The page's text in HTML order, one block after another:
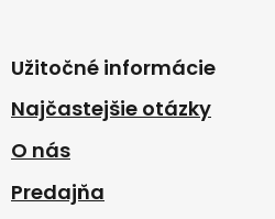
Užitočné informácie
Najčastejšie otázky
O nás
Predajňa